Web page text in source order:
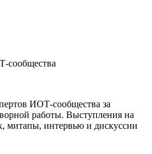
сообщества
ИОТ-сообщества за
работы. Выступления на
митапы, интервью и дискуссии